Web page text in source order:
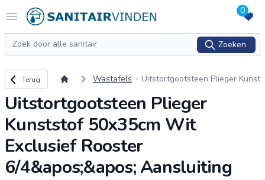
Open menu
Logo sanitairvinden.nl 0
Zoeken
Zoeken
Terug naar overzicht
Terug Wastafels
Uitstortgootsteen Plieger Kunst
oster 6/4&apos;&apos; Aanslui
Uitstortgootsteen Plieger
Kunststof 50x35cm Wit
Exclusief Rooster
6/4&apos;&apos; Aansluiting